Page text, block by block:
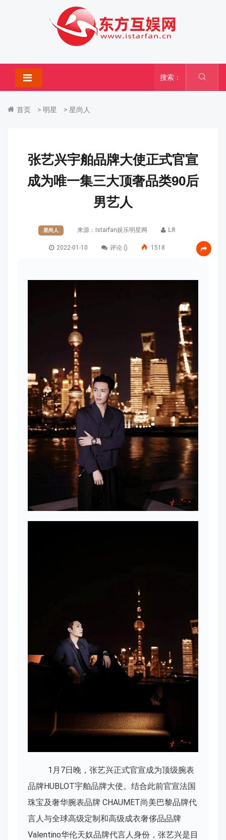
搜索：
首页 > 明星 > 星尚人
张艺兴宇舶品牌大使正式官宣
成为唯一集三大顶奢品类90后
男艺人
星尚人 来源： Istarfan娱乐明星网 LR
2022-01-10 评论 () 1518
1月7日晚，张艺兴正式官宣成为顶级腕表
品牌HUBLOT宇舶品牌大使。结合此前官宣法国
珠宝及奢华腕表品牌 CHAUMET尚美巴黎品牌代
言人与全球高级定制和高级成衣奢侈品品牌
Valentino华伦天奴品牌代言人身份，张艺兴是目